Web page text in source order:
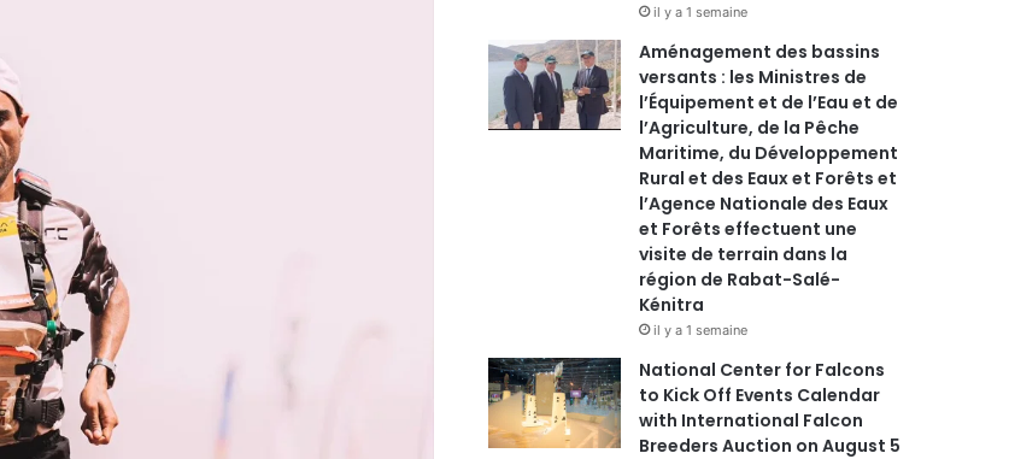
il y a 1 semaine
Aménagement des bassins
versants : les Ministres de
l’Équipement et de l’Eau et de
l’Agriculture, de la Pêche
Maritime, du Développement
Rural et des Eaux et Forêts et
l’Agence Nationale des Eaux
et Forêts effectuent une
visite de terrain dans la
région de Rabat-Salé-
Kénitra
il y a 1 semaine
National Center for Falcons
to Kick Off Events Calendar
with International Falcon
Breeders Auction on August 5